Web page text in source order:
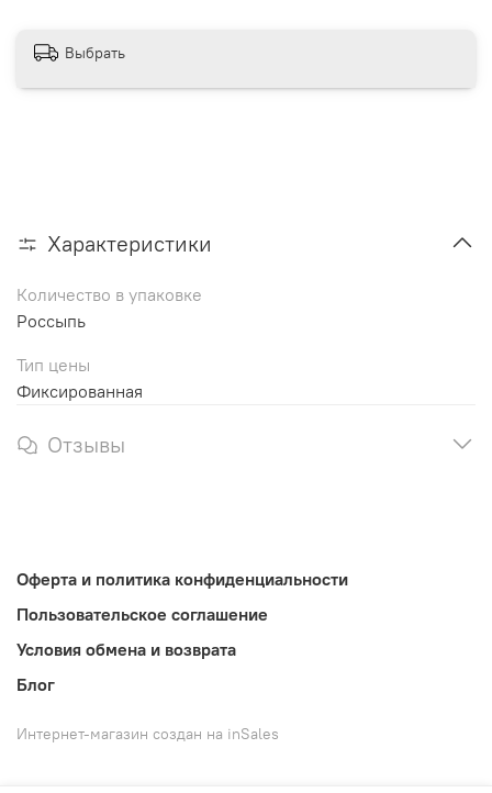
Выбрать
Характеристики
Количество в упаковке
Россыпь
Тип цены
Фиксированная
Отзывы
Оферта и политика конфиденциальности
Пользовательское соглашение
Условия обмена и возврата
Блог
Интернет-магазин создан на inSales